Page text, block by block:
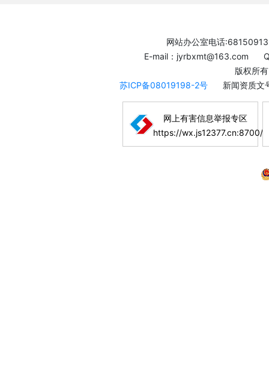
网站办公室电话:68150913
E-mail：jyrbxmt@163.com
版权所
苏ICP备08019198-2号
新闻资质
网上有害信息举报专区
https://wx.js12377.cn:8700/